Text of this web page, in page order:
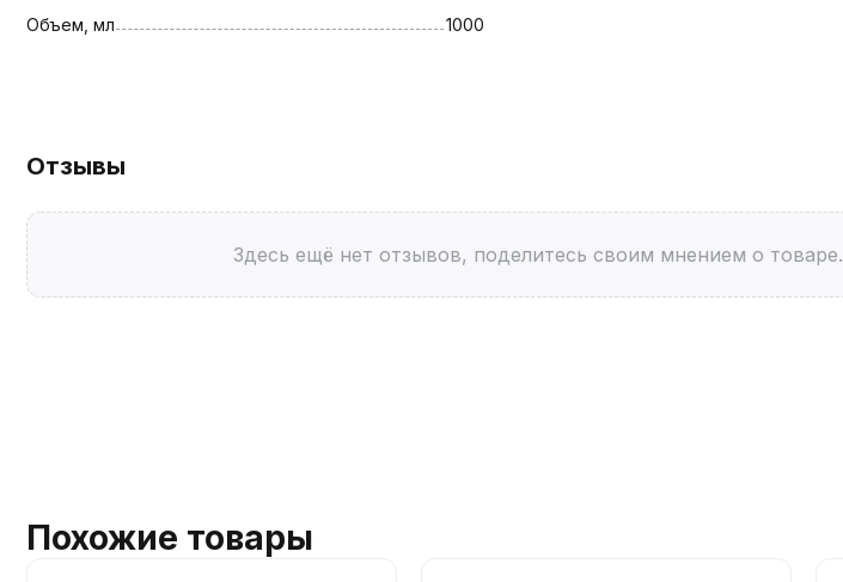
Объем, мл
1000
Отзывы
Здесь ещё нет отзывов, поделитесь своим мнением о товаре.
Похожие товары